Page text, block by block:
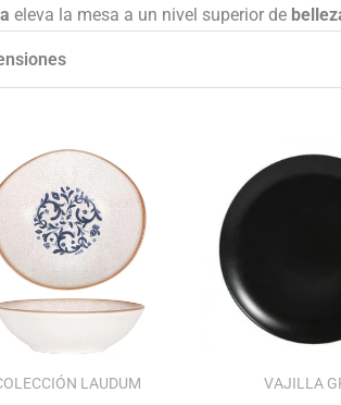
eleva la mesa a un nivel superior de
LAUDUM
precios:
desde
106.43€
hasta
151.61€
VAJILLA